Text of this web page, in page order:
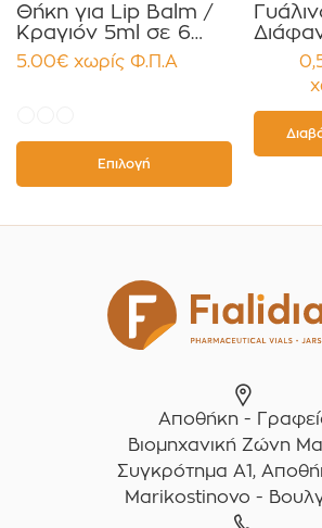
Θήκη για Lip Balm /
Κραγιόν 5ml σε 6
χρώματα Πακέτο
10τεμ.
5.00€ χωρίς Φ.Π.Α
Επιλογή
Καπάκι
Αποθήκη -
Βιομηχανική Ζώνη
Συγκρότημα A1,
Marikostinovo -